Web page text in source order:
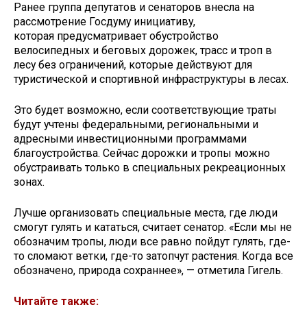
Ранее группа депутатов и сенаторов внесла на
рассмотрение Госдуму инициативу,
которая предусматривает обустройство
велосипедных и беговых дорожек, трасс и троп в
лесу без ограничений, которые действуют для
туристической и спортивной инфраструктуры в лесах.
Это будет возможно, если соответствующие траты
будут учтены федеральными, региональными и
адресными инвестиционными программами
благоустройства. Сейчас дорожки и тропы можно
обустраивать только в специальных рекреационных
зонах.
Лучше организовать специальные места, где ​люди
смогут гулять и кататься, считает сенатор. «Если мы не
обозначим тропы, люди все равно пойдут гулять, где-
то сломают ветки, где-то затопчут растения. Когда все
обозначено, природа сохраннее», — отметила Гигель.
Читайте также: